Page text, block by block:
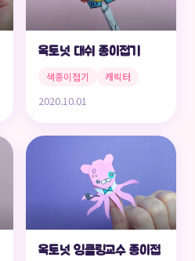
옥토넛 대쉬 종이접기
색종이접기 캐릭터
2020.10.01
옥토넛 잉클링교수 종이접